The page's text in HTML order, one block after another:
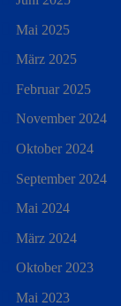
Mai 2025
März 2025
Februar 2025
November 2024
Oktober 2024
September 2024
Mai 2024
März 2024
Oktober 2023
Mai 2023